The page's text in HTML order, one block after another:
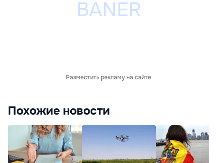
Разместить рекламу на сайте
Похожие новости